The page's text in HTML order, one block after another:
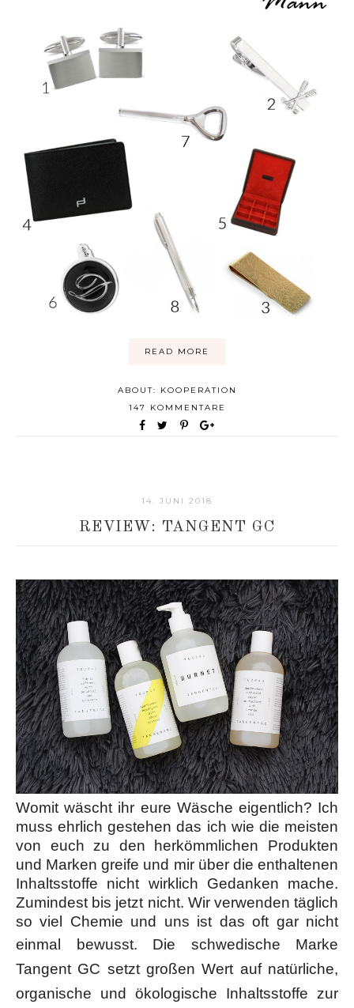
READ MORE
ABOUT:
KOOPERATION
147 KOMMENTARE
14. JUNI 2018
REVIEW: TANGENT GC
Womit wäscht ihr eure Wäsche eigentlich? Ich
muss ehrlich gestehen das ich wie die meisten
von euch zu den herkömmlichen Produkten
und Marken greife und mir über die enthaltenen
Inhaltsstoffe nicht wirklich Gedanken mache.
Zumindest bis jetzt nicht. Wir verwenden täglich
so viel Chemie und uns ist das oft gar nicht
einmal bewusst. Die schwedische Marke
Tangent GC setzt großen Wert auf natürliche,
organische und ökologische Inhaltsstoffe zur